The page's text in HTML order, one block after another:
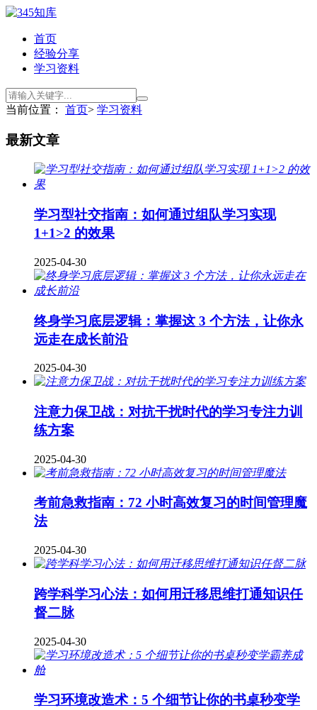
首页
经验分享
学习资料
当前位置： 首页> 学习资料
最新文章
学习型社交指南：如何通过组队学习实现
1+1>2 的效果
2025-04-30
终身学习底层逻辑：掌握这 3 个方法，让你永
远走在成长前沿
2025-04-30
注意力保卫战：对抗干扰时代的学习专注力训
练方案
2025-04-30
考前急救指南：72 小时高效复习的时间管理魔
法
2025-04-30
跨学科学习心法：如何用迁移思维打通知识任
督二脉
2025-04-30
学习环境改造术：5 个细节让你的书桌秒变学